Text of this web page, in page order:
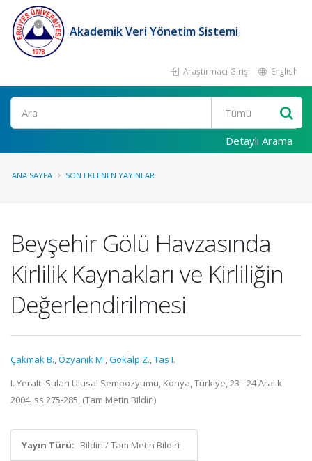
Akademik Veri Yönetim Sistemi
Araştırmacı Girişi English
Ara
Detaylı Arama
ANA SAYFA SON EKLENEN YAYINLAR
Beyşehir Gölü Havzasında
Kirlilik Kaynakları ve Kirliliğin
Değerlendirilmesi
Çakmak B.,Özyanık M.,Gökalp Z.,Tas I.
I. Yeraltı Suları Ulusal Sempozyumu, Konya, Türkiye, 23 - 24 Aralık
2004, ss.275-285, (Tam Metin Bildiri)
Yayın Türü: Bildiri / Tam Metin Bildiri